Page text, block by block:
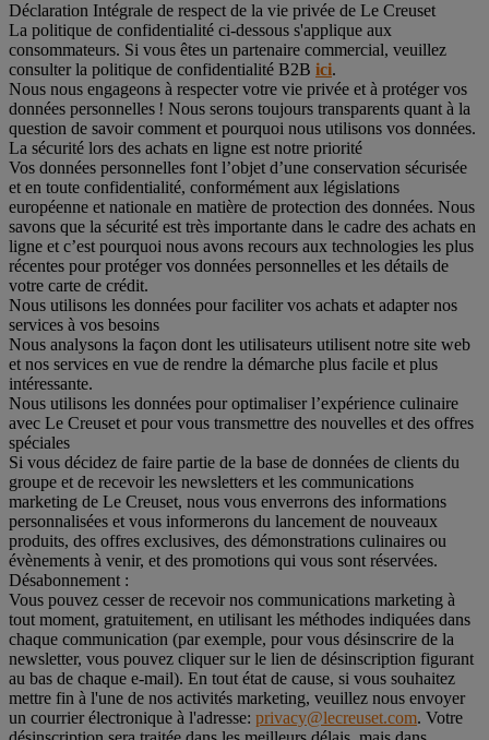
Déclaration Intégrale de respect de la vie privée de Le Creuset
La politique de confidentialité ci-dessous s'applique aux
consommateurs. Si vous êtes un partenaire commercial, veuillez
consulter la politique de confidentialité B2B ici.
Nous nous engageons à respecter votre vie privée et à protéger vos
données personnelles ! Nous serons toujours transparents quant à la
question de savoir comment et pourquoi nous utilisons vos données.
La sécurité lors des achats en ligne est notre priorité
Vos données personnelles font l’objet d’une conservation sécurisée
et en toute confidentialité, conformément aux législations
européenne et nationale en matière de protection des données. Nous
savons que la sécurité est très importante dans le cadre des achats en
ligne et c’est pourquoi nous avons recours aux technologies les plus
récentes pour protéger vos données personnelles et les détails de
votre carte de crédit.
Nous utilisons les données pour faciliter vos achats et adapter nos
services à vos besoins
Nous analysons la façon dont les utilisateurs utilisent notre site web
et nos services en vue de rendre la démarche plus facile et plus
intéressante.
Nous utilisons les données pour optimaliser l’expérience culinaire
avec Le Creuset et pour vous transmettre des nouvelles et des offres
spéciales
Si vous décidez de faire partie de la base de données de clients du
groupe et de recevoir les newsletters et les communications
marketing de Le Creuset, nous vous enverrons des informations
personnalisées et vous informerons du lancement de nouveaux
produits, des offres exclusives, des démonstrations culinaires ou
évènements à venir, et des promotions qui vous sont réservées.
Désabonnement :
Vous pouvez cesser de recevoir nos communications marketing à
tout moment, gratuitement, en utilisant les méthodes indiquées dans
chaque communication (par exemple, pour vous désinscrire de la
newsletter, vous pouvez cliquer sur le lien de désinscription figurant
au bas de chaque e-mail). En tout état de cause, si vous souhaitez
mettre fin à l'une de nos activités marketing, veuillez nous envoyer
un courrier électronique à l'adresse: privacy@lecreuset.com. Votre